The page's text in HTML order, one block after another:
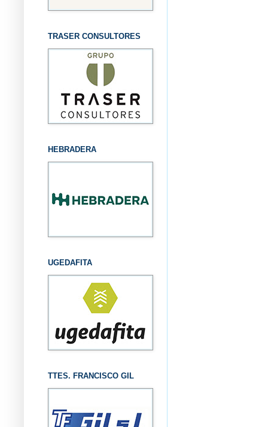
TRASER CONSULTORES
HEBRADERA
UGEDAFITA
TTES. FRANCISCO GIL